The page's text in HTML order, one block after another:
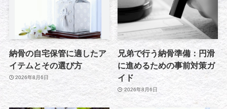
納骨の自宅保管に適したア
イテムとその選び方
2026年8月6日
兄弟で行う納骨準備：円滑
に進めるための事前対策ガ
イド
2026年8月6日